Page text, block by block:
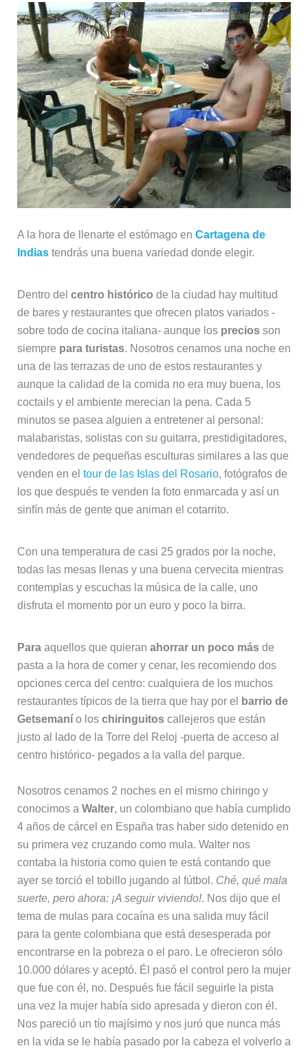
A la hora de llenarte el estómago en Cartagena de
Indiastendrás una buena variedad donde elegir.
Dentro del centro histórico de la ciudad hay multitud
de bares y restaurantes que ofrecen platos variados -
sobre todo de cocina italiana- aunque los preciosson
siempre para turistas. Nosotros cenamos una noche en
una de las terrazas de uno de estos restaurantes y
aunque la calidad de la comida no era muy buena, los
coctails y el ambiente merecian la pena. Cada 5
minutos se pasea alguien a entretener al personal:
malabaristas, solistas con su guitarra, prestidigitadores,
vendedores de pequeñas esculturas similares a las que
venden en el tour de las Islas del Rosario, fotógrafos de
los que después te venden la foto enmarcada y así un
sinfín más de gente que animan el cotarrito.
Con una temperatura de casi 25 grados por la noche,
todas las mesas llenas y una buena cervecita mientras
contemplas y escuchas la música de la calle, uno
disfruta el momento por un euro y poco la birra.
Paraaquellos que quieran ahorrar un poco másde
pasta a la hora de comer y cenar, les recomiendo dos
opciones cerca del centro: cualquiera de los muchos
restaurantes típicos de la tierra que hay por el
barrio de
Getsemanío los chiringuitoscallejeros que están
justo al lado de la Torre del Reloj -puerta de acceso al
centro histórico- pegados a la valla del parque.
Nosotros cenamos 2 noches en el mismo chiringo y
conocimos a Walter, un colombiano que había cumplido
4 años de cárcel en España tras haber sido detenido en
su primera vez cruzando como mula. Walter nos
contaba la historia como quien te está contando que
ayer se torció el tobillo jugando al fútbol. Ché, qué mala
suerte, pero ahora: ¡A seguir viviendo!. Nos dijo que el
tema de mulas para cocaína es una salida muy fácil
para la gente colombiana que está desesperada por
encontrarse en la pobreza o el paro. Le ofrecieron sólo
10.000 dólares y aceptó. Él pasó el control pero la mujer
que fue con él, no. Después fue fácil seguirle la pista
una vez la mujer había sido apresada y dieron con él.
Nos pareció un tío majísimo y nos juró que nunca más
en la vida se le había pasado por la cabeza el volverlo a